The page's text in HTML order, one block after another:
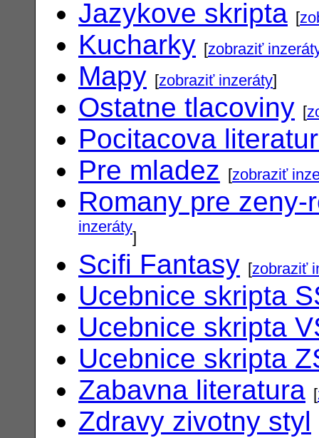
Jazykove skripta [
Kucharky [zobraziť
Mapy [zobraziť inzeráty]
Ostatne tlacoviny [
Pocitacova
Pre mladez
[zobraziť
Romany pre
inzeráty]
Scifi Fantasy [zobraziť
Ucebnice skripta
Ucebnice skripta
Ucebnice skripta
Zabavna literatura [
Zdravy zivotny styl